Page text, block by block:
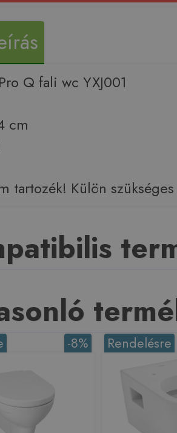
Q fali wc YXJ001
cm
tartozék! Külön
-8% Rendelésre